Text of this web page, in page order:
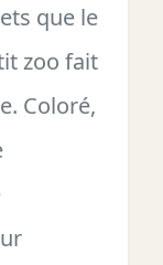
que le
zoo fait
Coloré,